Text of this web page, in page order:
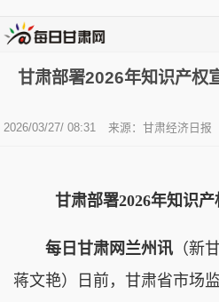
甘肃部署2026年知识产权
2026/03/27/ 08:31 来源：甘肃经济日报
甘肃部署2026年知识
每日甘肃网兰州讯 （新
蒋文艳）日前，甘肃省市场